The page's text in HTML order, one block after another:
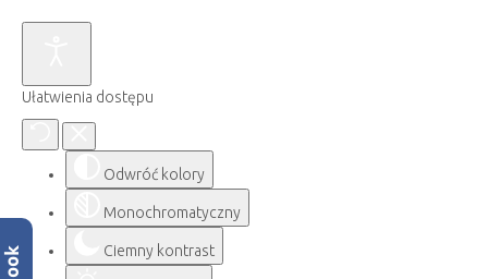
Ułatwienia dostępu
Odwróć kolory
Monochromatyczny
Ciemny kontrast